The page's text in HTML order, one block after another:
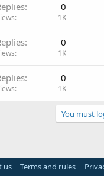
0
1K
0
1K
0
1K
You must
us Terms and rules